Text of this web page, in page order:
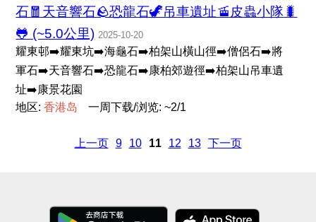
石🧧天音響石🪨恐龍石🦖吊車遺址🚡皮蟲小隊🐛
🐸 (~5.0公里) 2025-10-20
耀東邨➡️耀東坑➡️海龜石➡️柏架山橫山徑➡️僧侶石➡️將
軍石➡️天音響石➡️恐龍石➡️康柏郊遊徑➡️柏架山吊車遺
址➡️康景花園
地区:香港岛 一周下载/浏览: ~2/1
上一页 9 10 11 12 13 下一页